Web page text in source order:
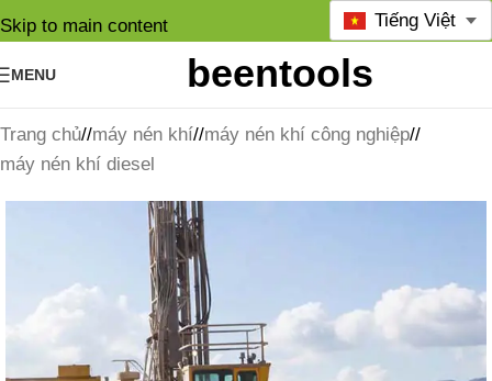
Skip to main content
MENU
Tiếng Việt
Trang chủ/ máy nén khí/ máy nén khí công nghiệp/
máy nén khí diesel